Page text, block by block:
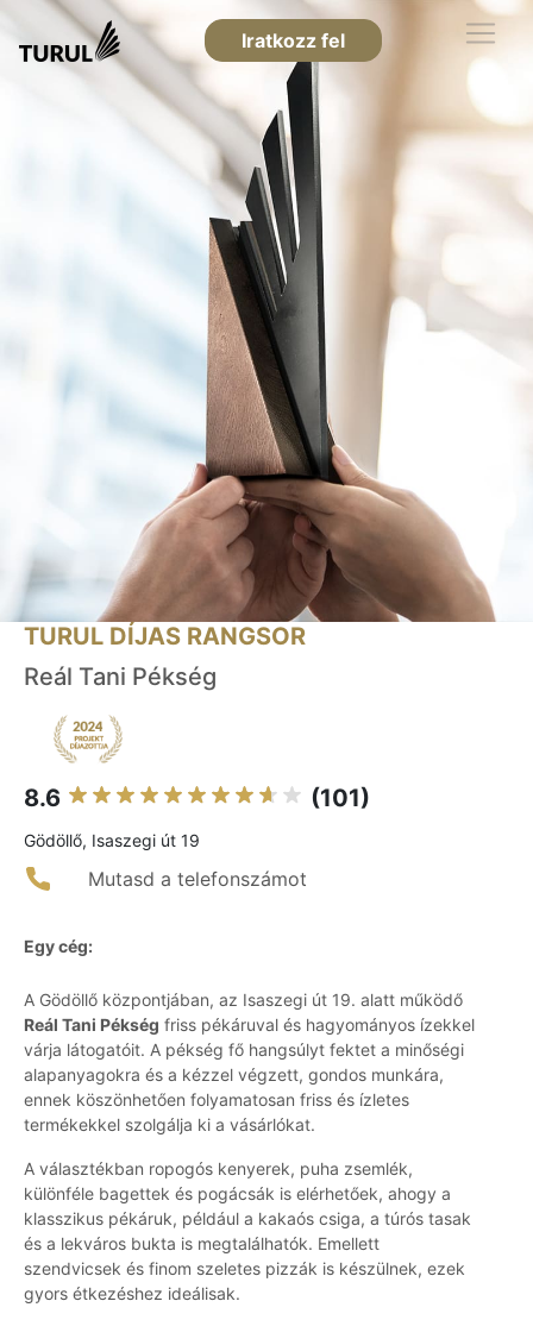
Iratkozz fel
TURUL DÍJAS RANGSOR
Reál Tani Pékség
8.6 (101)
Gödöllő, Isaszegi út 19
Mutasd a telefonszámot
Egy cég:
A Gödöllő központjában, az Isaszegi út 19. alatt működő
Reál Tani Pékség friss pékáruval és hagyományos ízekkel
várja látogatóit. A pékség fő hangsúlyt fektet a minőségi
alapanyagokra és a kézzel végzett, gondos munkára,
ennek köszönhetően folyamatosan friss és ízletes
termékekkel szolgálja ki a vásárlókat.
A választékban ropogós kenyerek, puha zsemlék,
különféle bagettek és pogácsák is elérhetőek, ahogy a
klasszikus pékáruk, például a kakaós csiga, a túrós tasak
és a lekváros bukta is megtalálhatók. Emellett
szendvicsek és finom szeletes pizzák is készülnek, ezek
gyors étkezéshez ideálisak.